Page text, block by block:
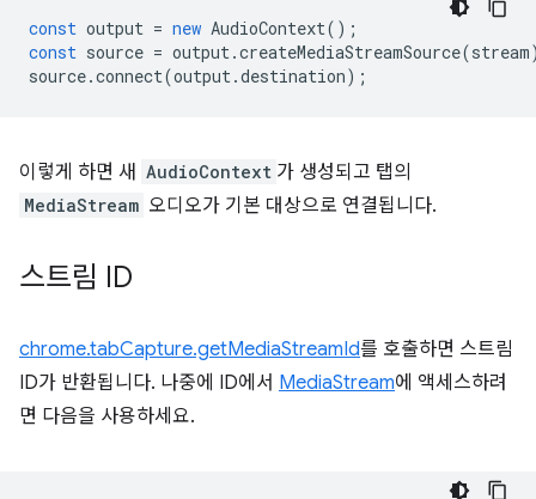
const output = new AudioContext();
const source = output.createMediaStreamSource(stream
source.connect(output.destination);
이렇게 하면 새 AudioContext 가 생성되고 탭의
MediaStream 오디오가 기본 대상으로 연결됩니다.
스트림 ID
chrome.tabCapture.getMediaStreamId를 호출하면 스트림
ID가 반환됩니다. 나중에 ID에서 MediaStream에 액세스하려
면 다음을 사용하세요.